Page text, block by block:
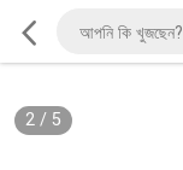
2/ 5